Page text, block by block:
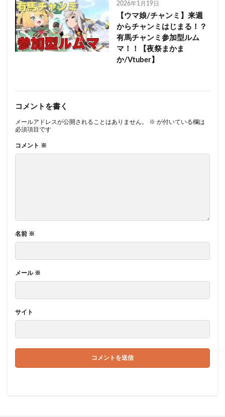
2026年1月19日
【ウマ娘/チャンミ】来週
からチャンミはじまる！？
有馬チャンミ参加型ルム
マ！！【夜祭まかま
か/Vtuber】
コメントを書く
メールアドレスが公開されることはありません。 ※ が付いている欄は
必須項目です
コメント ※
名前 ※
メール ※
サイト